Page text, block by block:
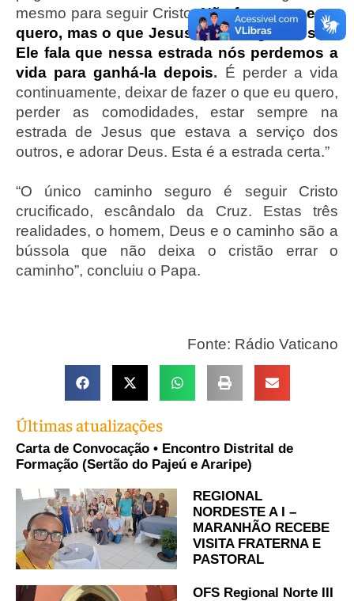
mesmo para seguir Cristo. Não fazer o que eu
quero, mas o que Jesus quer. Seguir Jesus.
Ele fala que nessa estrada nós perdemos a
vida para ganhá-la depois. É perder a vida
continuamente, deixar de fazer o que eu quero,
perder as comodidades, estar sempre na
estrada de Jesus que estava a serviço dos
outros, e adorar Deus. Esta é a estrada certa.”
“O único caminho seguro é seguir Cristo
crucificado, escândalo da Cruz. Estas três
realidades, o homem, Deus e o caminho são a
bússola que não deixa o cristão errar o
caminho”, concluiu o Papa.
Fonte: Rádio Vaticano
Últimas atualizações
Carta de Convocação • Encontro Distrital de
Formação (Sertão do Pajeú e Araripe)
REGIONAL
NORDESTE A I –
MARANHÃO RECEBE
VISITA FRATERNA E
PASTORAL
OFS Regional Norte III